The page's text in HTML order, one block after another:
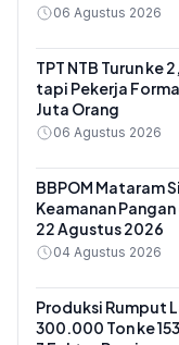
06 Agustus 2026
TPT NTB Turun ke
tapi Pekerja
Juta Orang
06 Agustus 2026
BBPOM Mataram
Keamanan
22 Agustus 2026
04 Agustus 2026
Produksi Rumput
300.000 Ton ke